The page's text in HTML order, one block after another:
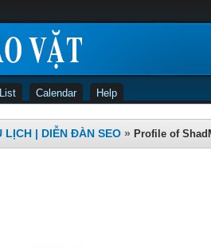
Calendar Help
LỊCH | DIỄN ĐÀN SEO » Profile of